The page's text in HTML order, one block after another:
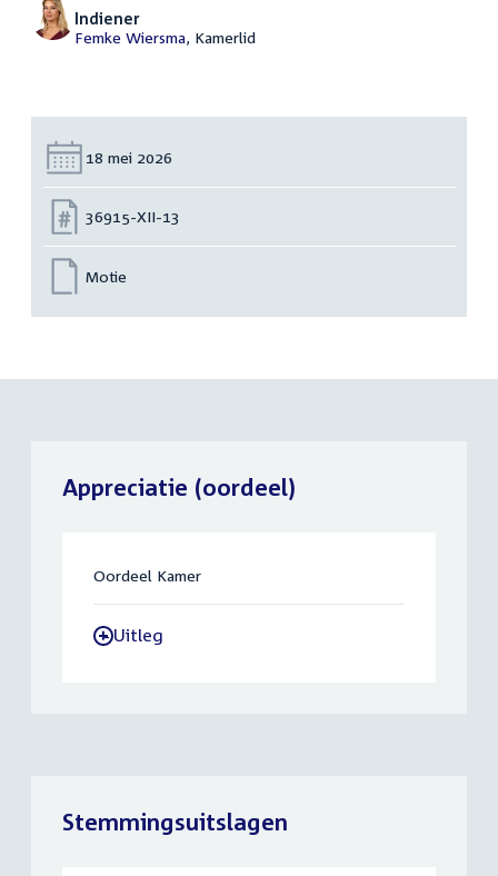
Indiener
Femke Wiersma, Kamerlid
Datum:
18 mei 2026
Nummer:
36915-XII-13
Motie
Appreciatie (oordeel)
Oordeel Kamer
-Uitleg
Stemmingsuitslagen